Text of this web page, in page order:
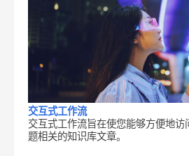
交互式工作流
交互式工作流旨在使您能够方便地访
题相关的知识库文章。